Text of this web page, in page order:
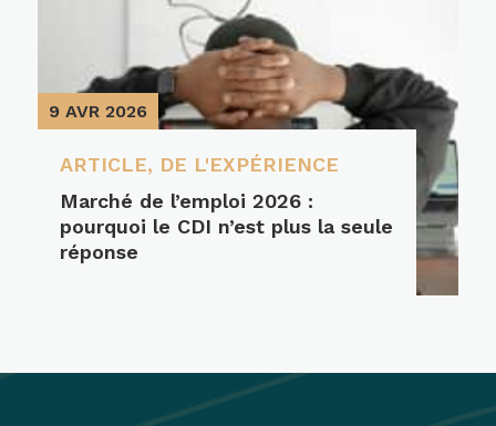
Marché de l’emploi 2026 :
pourquoi le CDI n’est plus la seule
réponse
ARTICLE, DE L'EXPÉRIENCE
9 AVR 2026